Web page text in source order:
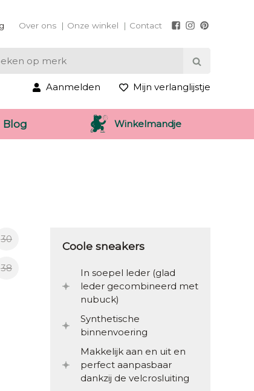
Over ons Onze winkel Contact
Aanmelden Mijn verlanglijstje
Blog Winkelmandje
30
38
Coole sneakers
In soepel leder (glad
leder gecombineerd met
nubuck)
Synthetische
binnenvoering
Makkelijk aan en uit en
perfect aanpasbaar
dankzij de velcrosluiting